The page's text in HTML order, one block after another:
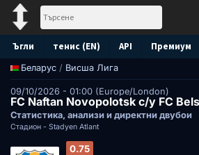
Ъгли тенис (EN) API Премиум
Беларус / Висша Лига
09/10/2026 - 01:00 (Europe/London)
Статистика, анализи и директни двубои
Стадион - Stadyen Atlant
0.75